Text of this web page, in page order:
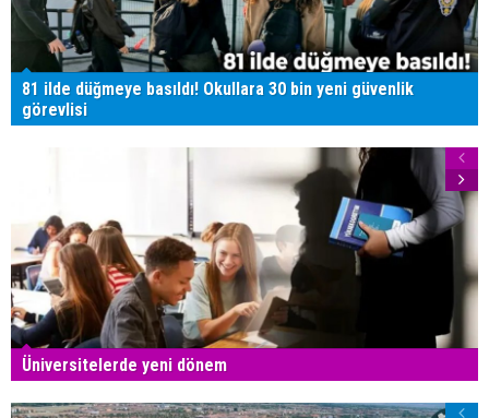
81 ilde düğmeye basıldı! Okullara 30 bin yeni güvenlik
görevlisi
Üniversitelerde yeni dönem